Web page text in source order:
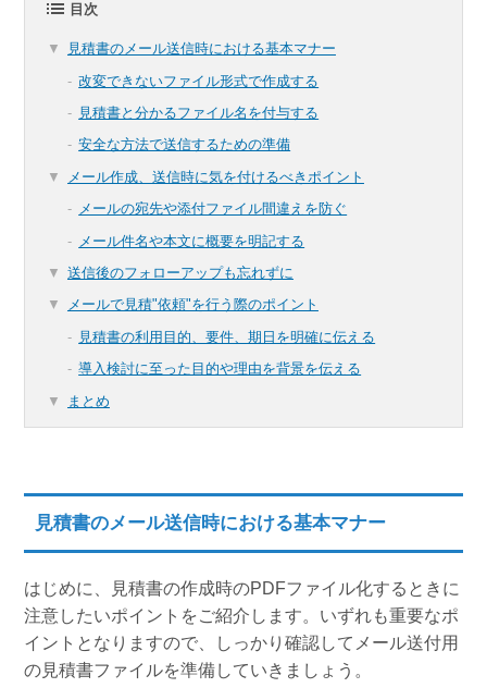
目次
見積書のメール送信時における基本マナー
改変できないファイル形式で作成する
見積書と分かるファイル名を付与する
安全な方法で送信するための準備
メール作成、送信時に気を付けるべきポイント
メールの宛先や添付ファイル間違えを防ぐ
メール件名や本文に概要を明記する
送信後のフォローアップも忘れずに
メールで見積"依頼"を行う際のポイント
見積書の利用目的、要件、期日を明確に伝える
導入検討に至った目的や理由を背景を伝える
まとめ
見積書のメール送信時における基本マナー
はじめに、見積書の作成時のPDFファイル化するときに
注意したいポイントをご紹介します。いずれも重要なポ
イントとなりますので、しっかり確認してメール送付用
の見積書ファイルを準備していきましょう。